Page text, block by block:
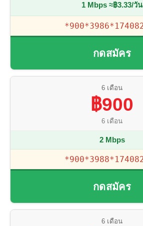
1 Mbps ≈฿3.33/วัน
กดสมัคร
6 เดือน
฿900
6 เดือน
2 Mbps
กดสมัคร
6 เดือน